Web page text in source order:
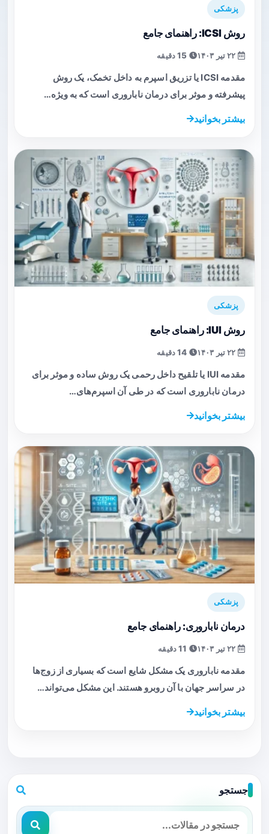
پزشکی
روش ICSI: راهنمای جامع
مقدمه ICSI یا تزریق اسپرم به داخل تخمک، یک روش
پیشرفته و موثر برای درمان ناباروری است که به ویژه…
بیشتر بخوانید
پزشکی
روش IUI: راهنمای جامع
مقدمه IUI یا تلقیح داخل رحمی یک روش ساده و موثر برای
درمان ناباروری است که در طی آن اسپرم‌های…
بیشتر بخوانید
پزشکی
درمان ناباروری: راهنمای جامع
مقدمه ناباروری یک مشکل شایع است که بسیاری از زوج‌ها
در سراسر جهان با آن روبرو هستند. این مشکل می‌تواند…
بیشتر بخوانید
جستجو